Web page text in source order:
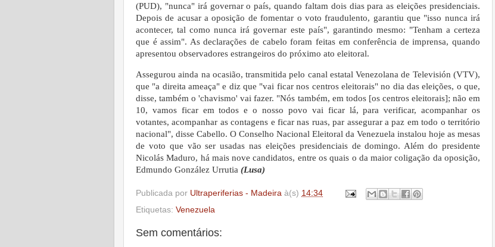
(PUD), "nunca" irá governar o país, quando faltam dois dias para as eleições presidenciais.
Depois de acusar a oposição de fomentar o voto fraudulento, garantiu que "isso nunca irá
acontecer, tal como nunca irá governar este país", garantindo mesmo: "Tenham a certeza
que é assim". As declarações de cabelo foram feitas em conferência de imprensa, quando
apresentou observadores estrangeiros do próximo ato eleitoral.
Assegurou ainda na ocasião, transmitida pelo canal estatal Venezolana de Televisión (VTV),
que "a direita ameaça" e diz que "vai ficar nos centros eleitorais" no dia das eleições, o que,
disse, também o 'chavismo' vai fazer. "Nós também, em todos [os centros eleitorais]; não em
10, vamos ficar em todos e o nosso povo vai ficar lá, para verificar, acompanhar os
votantes, acompanhar as contagens e ficar nas ruas, par assegurar a paz em todo o território
nacional", disse Cabello. O Conselho Nacional Eleitoral da Venezuela instalou hoje as mesas
de voto que vão ser usadas nas eleições presidenciais de domingo. Além do presidente
Nicolás Maduro, há mais nove candidatos, entre os quais o da maior coligação da oposição,
Edmundo González Urrutia (Lusa)
Publicada por Ultraperiferias - Madeira à(s) 14:34
Etiquetas: Venezuela
Sem comentários: